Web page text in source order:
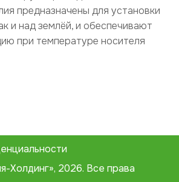
предназначены для установки
и над землёй, и обеспечивают
при температуре носителя
Холдинг», 2026. Все права